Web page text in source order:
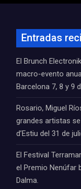
Entradas
El Brunch
macro-evento
Barcelona 7, 8 y 9
Rosario, Miguel
grandes artistas
d’Estiu del 31 de
El Festival
el Premio Nenúfar
Dalma.